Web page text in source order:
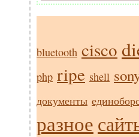
bluetooth cisco
php ripe shell
документы
разное